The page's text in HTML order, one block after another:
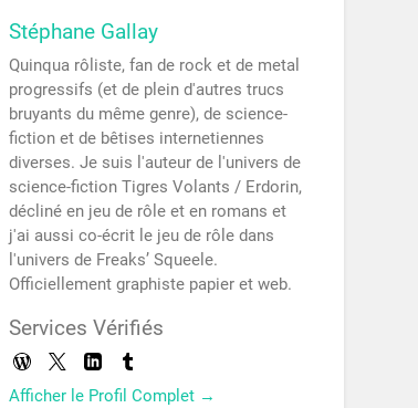
Stéphane Gallay
Quinqua rôliste, fan de rock et de metal
progressifs (et de plein d'autres trucs
bruyants du même genre), de science-
fiction et de bêtises internetiennes
diverses. Je suis l'auteur de l'univers de
science-fiction Tigres Volants / Erdorin,
décliné en jeu de rôle et en romans et
j'ai aussi co-écrit le jeu de rôle dans
l'univers de Freaks’ Squeele.
Officiellement graphiste papier et web.
Services Vérifiés
Afficher le Profil Complet →